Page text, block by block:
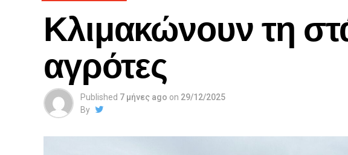
Κλιμακώνουν τη
αγρότες
Published 7 μήνες ago on 29/12/2025
By